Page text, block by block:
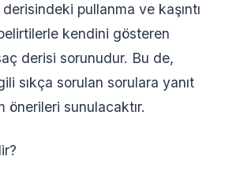
pullanma ve kaşıntı
kendini gösteren
derisi sorunudur. Bu de,
sıkça sorulan sorulara yanıt
sunulacaktır.